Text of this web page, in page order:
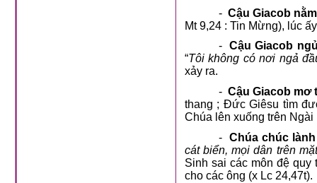
- Cậu Giacob
Mt 9,24 : Tin Mừng), lúc
- Cậu Giacob
“Tôi không có nơi ngả
xảy ra.
- Cậu Giacob mơ
thang ; Đức Giêsu tìm
Chúa lên xuống trên Ngài
- Chúa chúc
cát biển, mọi dân trên
Sinh sai các môn đệ quy
cho các ông (x Lc 24,47t).